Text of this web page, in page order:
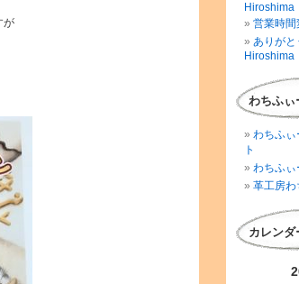
が
Hiroshima
営業時
ありがと
Hiroshima
わちふぃ
わちふぃ
ト
わちふぃ
革工房わ
カレンダ